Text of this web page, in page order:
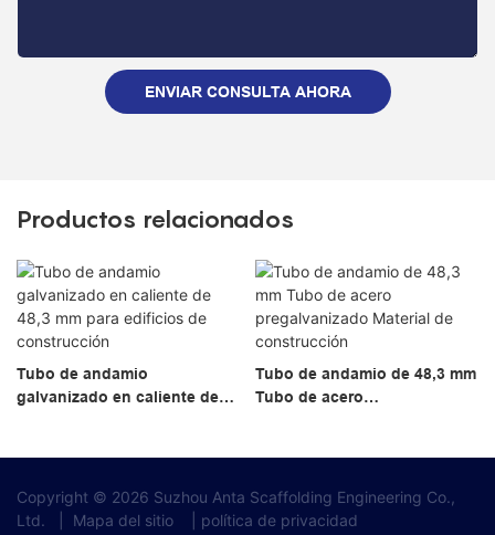
ENVIAR CONSULTA AHORA
Productos relacionados
Tubo de andamio
galvanizado en caliente de
Tubo de andamio de 48,3 mm
Tubo de acero
Copyright © 2026 Suzhou Anta Scaffolding Engineering Co.,
Ltd.
Mapa del sitio política de privacidad